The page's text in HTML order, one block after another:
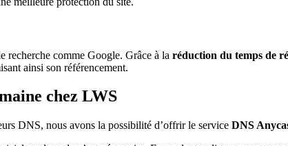
recherche comme Google. Grâce à la réduction du temps de
ainsi son référencement.
chez LWS
DNS, nous avons la possibilité d’offrir le service DNS